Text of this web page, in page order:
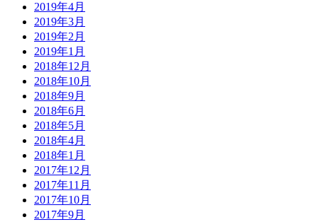
2019年4月
2019年3月
2019年2月
2019年1月
2018年12月
2018年10月
2018年9月
2018年6月
2018年5月
2018年4月
2018年1月
2017年12月
2017年11月
2017年10月
2017年9月